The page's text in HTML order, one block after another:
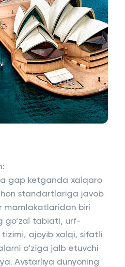
gap ketganda xalqaro
standartlariga javob
mamlakatlaridan biri
go‘zal tabiati, urf-
ajoyib xalqi, sifatli
o‘ziga jalb etuvchi
Avstarliya dunyoning